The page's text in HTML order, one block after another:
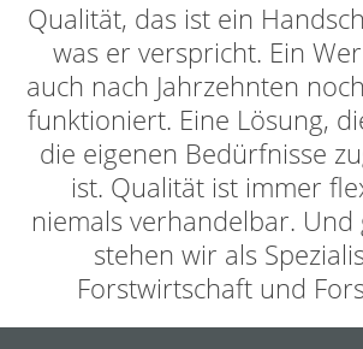
Qualität, das ist ein
was er verspricht. Ein
auch nach Jahrzehnten
funktioniert. Eine Lösung,
die eigenen Bedürfnisse
ist. Qualität ist immer
niemals verhandelbar.
stehen wir als
Forstwirtschaft und